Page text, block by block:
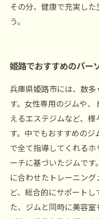
その分、健康で充実し
う。
姫路でおすすめのパー
兵庫県姫路市には、数
す。女性専用のジムや
えるエステジムなど、
す。中でもおすすめの
で全て指導してくれる
ーチに基づいたジムで
に合わせたトレーニン
ど、総合的にサポート
た、ジムと同時に美容